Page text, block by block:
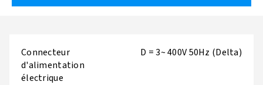
Connecteur
d'alimentation
électrique
D = 3~ 400V 50Hz (Delta)